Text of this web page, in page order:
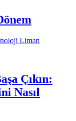
Çıkın:
Nasıl